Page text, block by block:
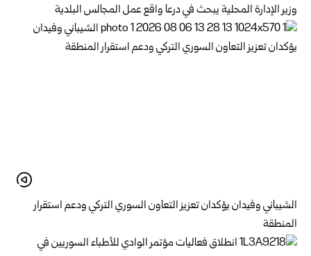
وزير الإدارة المحلية يبحث في درعا واقع عمل المجالس البلدية
الشيباني وفيدان يؤكدان تعزيز التعاون السوري التركي ودعم استقرار
المنطقة